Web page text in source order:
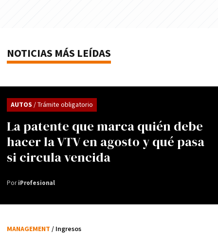
NOTICIAS MÁS LEÍDAS
La patente que marca quién debe
hacer la VTV en agosto y qué pasa
si circula vencida
AUTOS / Trámite obligatorio
PoriProfesional
MANAGEMENT / Ingresos